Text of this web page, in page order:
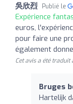
吳欣烈 Publié le
Expérience
euros,
pour faire une
également
Cet avis a été
Bruges
Hartelijk